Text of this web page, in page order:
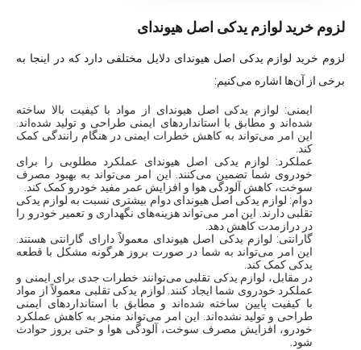
لزوم خرید لوازم یدکی اصل هیوندای
لزوم خرید لوازم یدکی اصل هیوندای دلایل مختلفی دارد که در اینجا به
برخی از آن‌ها اشاره می‌کنیم:
ایمنی: لوازم یدکی اصل هیوندای از مواد با کیفیت بالا ساخته
شده‌اند و مطابق با استانداردهای ایمنی طراحی و تولید شده‌اند.
این امر می‌تواند به کاهش خطرات ایمنی در هنگام رانندگی کمک
کند.
عملکرد: لوازم یدکی اصل هیوندای عملکرد مطلوبی را برای
خودروی شما تضمین می‌کنند. این امر می‌تواند به بهبود مصرف
سوخت، کاهش آلودگی هوا و افزایش عمر مفید خودرو کمک کند.
دوام: لوازم یدکی اصل هیوندای دوام بیشتری نسبت به لوازم یدکی
تقلبی دارند. این امر می‌تواند هزینه‌های نگهداری و تعمیر خودرو را
در درازمدت کاهش دهد.
گارانتی: لوازم یدکی اصل هیوندای معمولاً دارای گارانتی هستند.
این امر می‌تواند به شما در صورت بروز هرگونه مشکل با قطعه
یدکی کمک کند.
در مقابل، لوازم یدکی تقلبی می‌توانند خطرات جدی برای ایمنی و
عملکرد خودروی شما ایجاد کنند. لوازم یدکی تقلبی معمولاً از مواد
با کیفیت پایین ساخته شده‌اند و مطابق با استانداردهای ایمنی
طراحی و تولید نشده‌اند. این امر می‌تواند منجر به کاهش عملکرد
خودرو، افزایش مصرف سوخت، آلودگی هوا و حتی بروز حوادث
شود.